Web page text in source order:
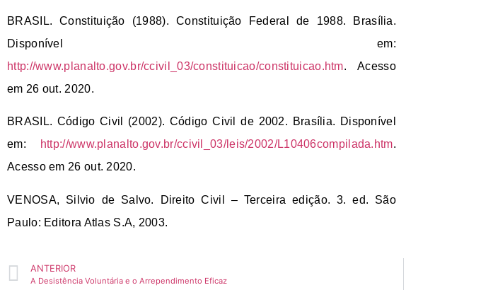
BRASIL. Constituição (1988).Constituição Federal de 1988. Brasília.
Disponível em:
http://www.planalto.gov.br/ccivil_03/constituicao/constituicao.htm. Acesso
em 26 out. 2020.
BRASIL. Código Civil (2002). Código Civil de 2002. Brasília. Disponível
em:
http://www.planalto.gov.br/ccivil_03/leis/2002/L10406compilada.htm.
Acesso em 26 out. 2020.
VENOSA, Silvio de Salvo. Direito Civil – Terceira edição. 3. ed. São
Paulo: Editora Atlas S.A, 2003.
ANTERIOR
A Desistência Voluntária e o Arrependimento Eficaz